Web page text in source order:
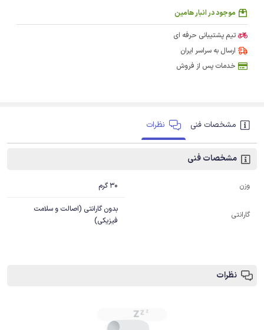
موجود در انبار هامین
تیم پشتیبانی حرفه ای
ارسال به سراسر ایران
خدمات پس از فروش
مشخصات فنی نظرات
مشخصات فنی
وزن 30 گرم
گارانتی
بدون گارانتی (اصالت و سلامت
فیزیکی)
نظرات